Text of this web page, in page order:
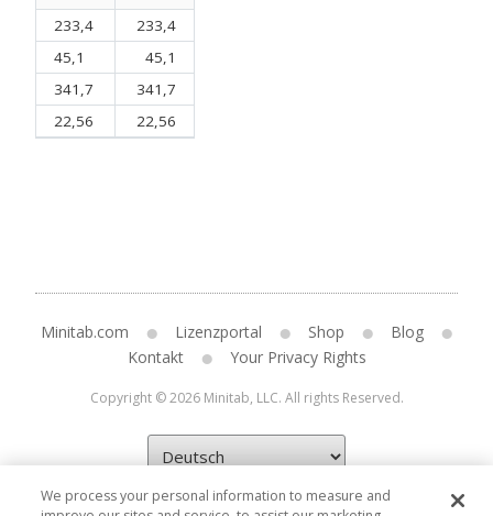
233,4
233,4
45,1
45,1
341,7
341,7
22,56
22,56
Minitab.com Lizenzportal Shop
Blog
Kontakt
Your Privacy Rights
Copyright © 2026 Minitab, LLC. All rights Reserved.
We process your personal information to measure and